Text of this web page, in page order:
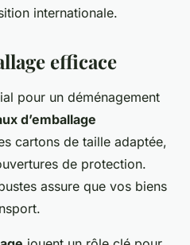
internationale.
efficace
pour un déménagement
d’emballage
cartons de taille adaptée,
de protection.
assure que vos biens